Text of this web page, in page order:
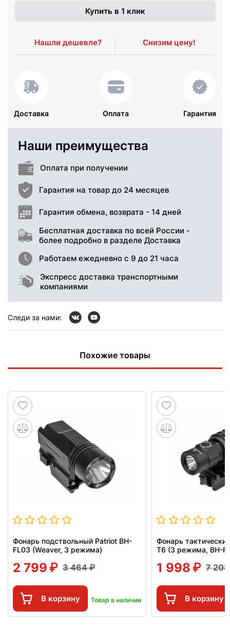
Купить в 1 клик
Нашли дешевле? Снизим цену!
Доставка Оплата Гарантия
Наши преимущества
Оплата при получении
Гарантия на товар до 24 месяцев
Гарантия обмена, возврата - 14 дней
Бесплатная доставка по всей России -
более подробно в разделе Доставка
Работаем ежедневно с 9 до 21 часа
Экспресс доставка транспортными
компаниями
Следи за нами:
Похожие товары
Фонарь подствольный Patriot BH-
FL03 (Weaver, 3 режима)
2 799 3 464
В корзину Товар в наличии
Фонарь
Т6 (3 режима, BH-
1 998 7
В корзину